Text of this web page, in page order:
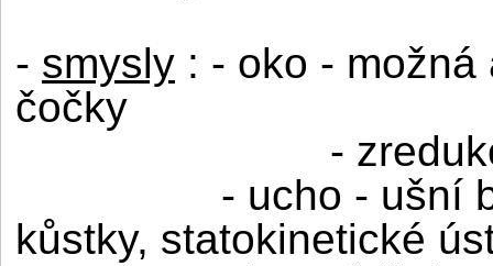
- smysly : - oko -
čočky
-
- ucho - ušní
kůstky, statokinetické